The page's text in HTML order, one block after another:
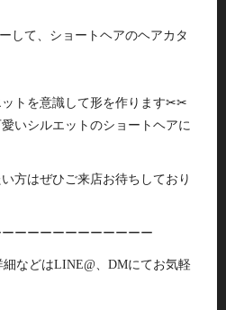
して、ショートヘアのヘアカタ
トを意識して形を作ります✂︎✂︎
いシルエットのショートヘアに
方はぜひご来店お待ちしており
ーーーーーーーーーーー
細などはLINE@、DMにてお気軽